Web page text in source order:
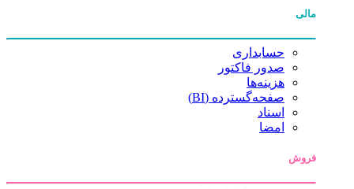
مالی
حسابداری
صدور فاکتور
هزینه‌ها
صفحه‌گسترده (BI)
اسناد
امضا
فروش